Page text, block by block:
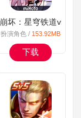
崩坏：星穹铁道vivo版
扮演角色 / 153.92MB
下载